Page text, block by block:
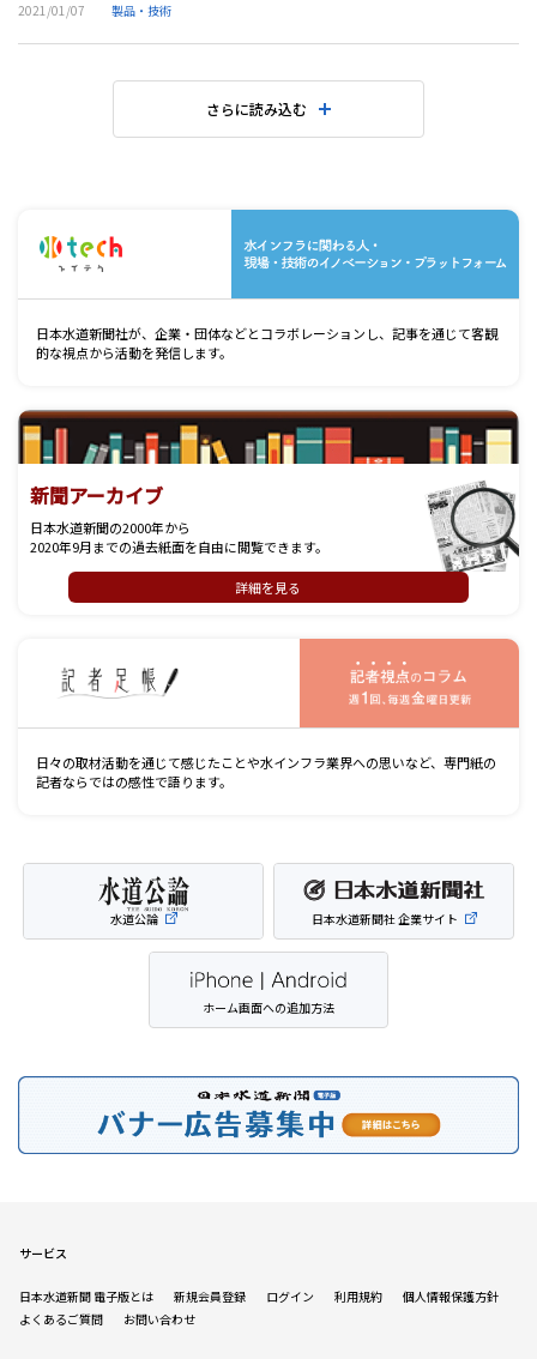
2021/01/07 製品・技術
さらに読み込む
日本水道新聞社が、企業・団体などとコラボレーションし、記事を通じて客観
的な視点から活動を発信します。
新聞アーカイブ
日本水道新聞の2000年から
2020年9月までの過去紙面を自由に閲覧できます。
詳細を見る
日々の取材活動を通じて感じたことや水インフラ業界への思いなど、専門紙の
記者ならではの感性で語ります。
水道公論 日本水道新聞社 企業サイト
ホーム画面への追加方法
サービス
日本水道新聞 電子版とは 新規会員登録 ログイン 利用規約
個人情報保護方針
よくあるご質問
お問い合わせ